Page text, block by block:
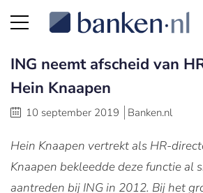
ING neemt afscheid van
Hein Knaapen
10 september 2019 Banken.nl
Hein Knaapen vertrekt als HR-
Knaapen bekleedde deze functie al
aantreden bij ING in 2012. Bij het